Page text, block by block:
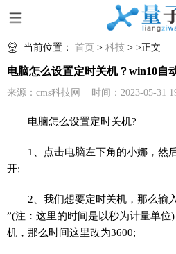
当前位置： 首页 > 科技 > >正文
电脑怎么设置定时关机？win10自
来源：cms科技网 时间：2023-05-31
电脑怎么设置定时关机?
1、点击电脑左下角的小娜，然
开;
2、我们想要定时关机，那么输
”(注：这里的时间是以秒为计量单
机，那么时间这里改为3600;